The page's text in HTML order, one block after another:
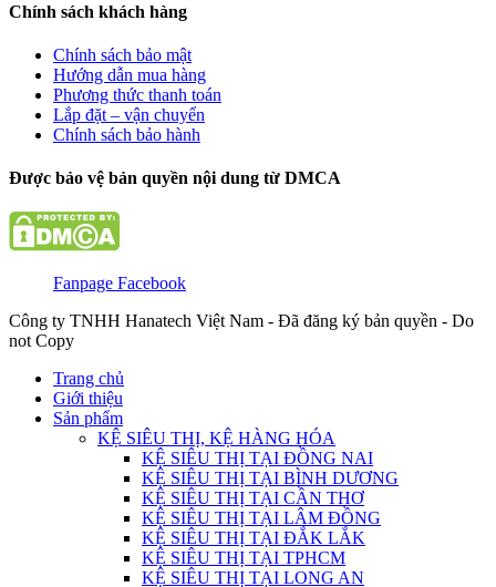
Chính sách khách hàng
Chính sách bảo mật
Hướng dẫn mua hàng
Phương thức thanh toán
Lắp đặt – vận chuyển
Chính sách bảo hành
Được bảo vệ bản quyền nội dung từ DMCA
Fanpage Facebook
Công ty TNHH Hanatech Việt Nam - Đã đăng ký bản quyền - Do
not Copy
Trang chủ
Giới thiệu
Sản phẩm
KỆ SIÊU THỊ, KỆ HÀNG HÓA
KỆ SIÊU THỊ TẠI ĐỒNG NAI
KỆ SIÊU THỊ TẠI BÌNH DƯƠNG
KỆ SIÊU THỊ TẠI CẦN THƠ
KỆ SIÊU THỊ TẠI LÂM ĐỒNG
KỆ SIÊU THỊ TẠI ĐẮK LẮK
KỆ SIÊU THỊ TẠI TPHCM
KỆ SIÊU THỊ TẠI LONG AN